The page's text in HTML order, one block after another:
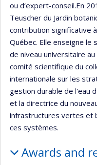
ou d’expert-conseil.En
Teuscher du Jardin
contribution significative
Québec. Elle enseigne le
de niveau universitaire
comité scientifique du
internationale sur les
gestion durable de l'eau
et la directrice du
infrastructures vertes et
ces systèmes.
Awards and